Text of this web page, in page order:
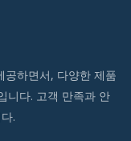
공하면서, 다양한 제품
니다. 고객 만족과 안
.